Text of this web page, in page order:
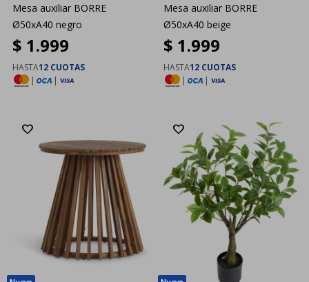
Mesa auxiliar BORRE
Ø50xA40 negro
$ 1.999
HASTA12 CUOTAS
|
|
Mesa auxiliar BORRE
Ø50xA40 beige
$ 1.999
HASTA12 CUOTAS
|
|